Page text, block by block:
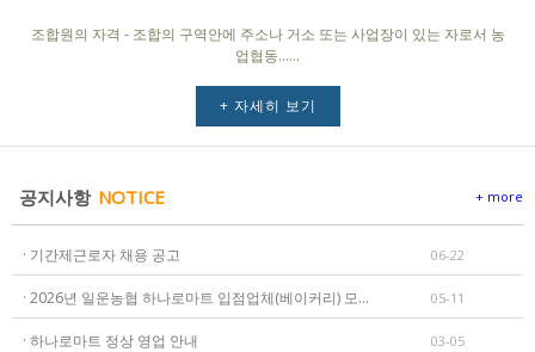
조합원의 자격 - 조합의 구역안에 주소나 거소 또는 사업장이 있는 자로서 농
업협동......
+ 자세히 보기
공지사항 NOTICE + more
· 기간제근로자 채용 공고 06-22
· 2026년 일운농협 하나로마트 입점업체(베이커리) 모집 공고 05-11
· 하나로마트 정상 영업 안내 03-05